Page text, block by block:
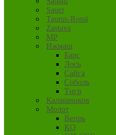
Sauer
Taurus-Rossi
Zastava
MP
Ижмаш
Барс
Лось
Сайга
Соболь
Тигр
Калашников
Молот
Вепрь
КО